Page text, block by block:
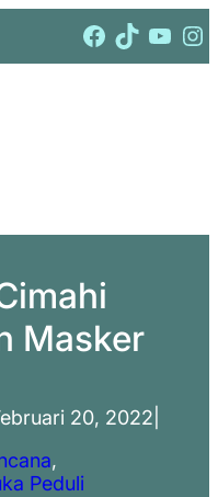
Facebook TikTok YouTube Instagram
Masker
20, 2022
Peduli